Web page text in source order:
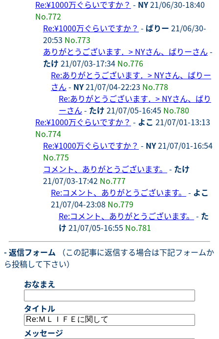
Re:¥1000万ぐらいですか？ - NY21/06/30-18:40
No.772
Re:¥1000万ぐらいですか？ - ばりー 21/06/30-
20:53 No.773
ありがとうございます．> NYさん、ばりーさん -
たけ 21/07/03-17:34 No.776
Re:ありがとうございます．> NYさん、ばりー
さん - NY21/07/04-22:23 No.778
Re:ありがとうございます．> NYさん、ばり
ーさん - たけ 21/07/05-16:45 No.780
Re:¥1000万ぐらいですか？ - よこ 21/07/01-13:13
No.774
Re:¥1000万ぐらいですか？ - NY21/07/01-16:54
No.775
コメント、ありがとうございます。 - たけ
21/07/03-17:42 No.777
Re:コメント、ありがとうございます。 - よこ
21/07/04-23:08 No.779
Re:コメント、ありがとうございます。 - た
け 21/07/05-16:55 No.781
- 返信フォーム （この記事に返信する場合は下記フォームか
ら投稿して下さい）
おなまえ
タイトル
メッセージ